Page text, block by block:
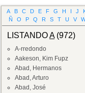
A B C D E F G H I J
Ñ
O P Q R S T U V
LISTANDOA(972)
A-rredondo
Aakeson, Kim Fupz
Abad, Hermanos
Abad, Arturo
Abad, José